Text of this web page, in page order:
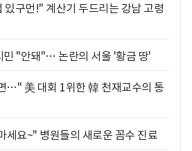
있구먼!" 계산기 두드리는 강남 고령
민 "안돼"… 논란의 서울 '황금 땅'
…" 美 대회 1위한 韓 천재교수의 통
세요~" 병원들의 새로운 꼼수 진료